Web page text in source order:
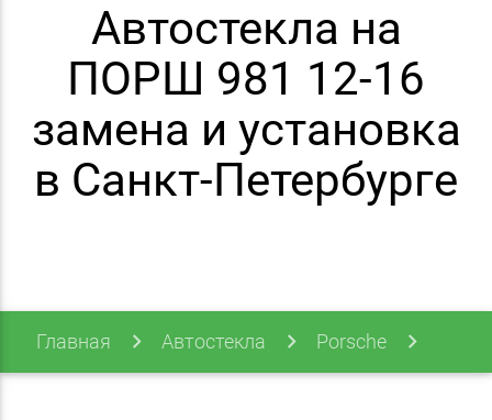
Автостекла на
ПОРШ 981 12-16
замена и установка
в Санкт-Петербурге
Главная Автостекла Porsche